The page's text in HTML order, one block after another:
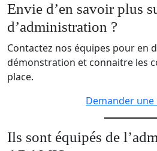
Envie d’en savoir plus
d’administration ?
Contactez nos équipes pour en
démonstration et connaitre les
place.
Demander une
Ils sont équipés de